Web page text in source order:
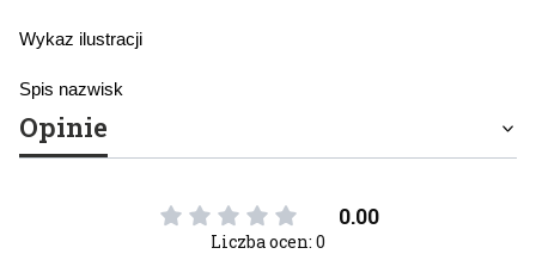
Wykaz ilustracji
Spis nazwisk
Opinie
0.00
Liczba ocen: 0